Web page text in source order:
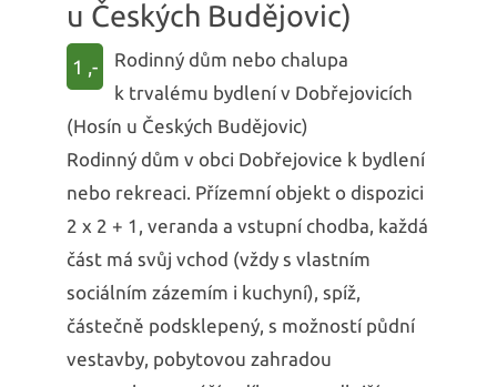
u Českých Budějovic)
1 ,-
Rodinný dům nebo chalupa
k trvalému bydlení v Dobřejovicích
(Hosín u Českých Budějovic)
Rodinný dům v obci Dobřejovice k bydlení
nebo rekreaci. Přízemní objekt o dispozici
2 x 2 + 1, veranda a vstupní chodba, každá
část má svůj vchod (vždy s vlastním
sociálním zázemím i kuchyní), spíž,
částečně podsklepený, s možností půdní
vestavby, pobytovou zahradou